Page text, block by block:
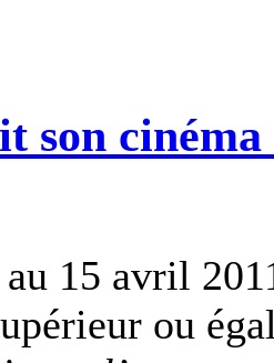
son
15 avril
ou